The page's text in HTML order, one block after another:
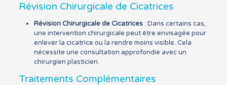
Révision Chirurgicale de Cicatrices
Révision Chirurgicale de Cicatrices: Dans certains cas,
une intervention chirurgicale peut être envisagée pour
enlever la cicatrice ou la rendre moins visible. Cela
nécessite une consultation approfondie avec un
chirurgien plasticien.
Traitements Complémentaires